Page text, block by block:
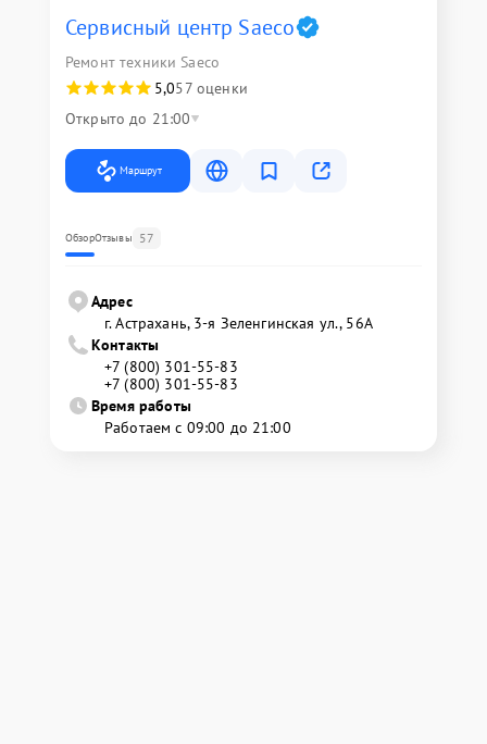
Сервисный центр Saeco
Ремонт техники Saeco
5,057 оценки
Открыто до 21:00
Маршрут
ОбзорОтзывы 57
Адрес
г. Астрахань, 3-я Зеленгинская ул., 56А
Контакты
+7 (800) 301-55-83
+7 (800) 301-55-83
Время работы
Работаем с 09:00 до 21:00